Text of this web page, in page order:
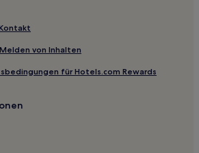
Oakland
von Inhalten
für Hotels.com Rewards